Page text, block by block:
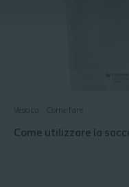
Vescica Come fare
Come utilizzare la